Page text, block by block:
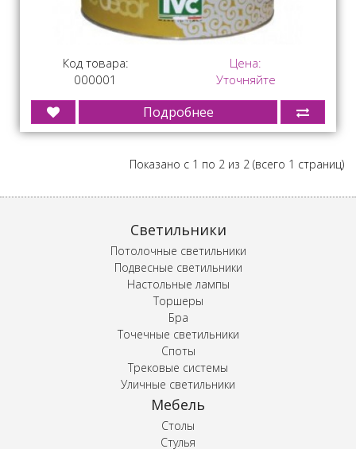
Код товара:
000001
Цена:
Уточняйте
Подробнее
Показано с 1 по 2 из 2 (всего 1 страниц)
Светильники
Потолочные светильники
Подвесные светильники
Настольные лампы
Торшеры
Бра
Точечные светильники
Споты
Трековые системы
Уличные светильники
Мебель
Столы
Стулья